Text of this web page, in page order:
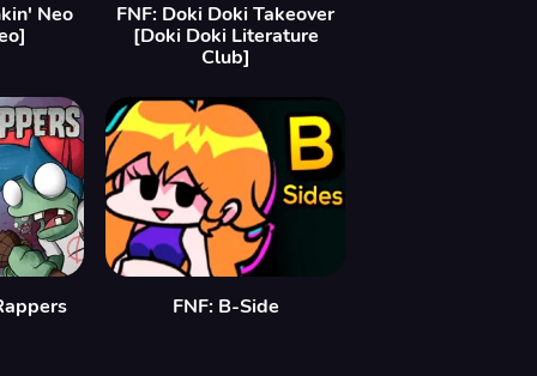
Neo
FNF: Doki Doki Takeover
[Doki Doki Literature
Club]
FNF: B-Side